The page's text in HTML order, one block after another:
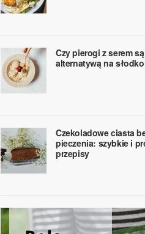
Czy pierogi z serem
alternatywą na
Czekoladowe ciasta
pieczenia: szybkie i
przepisy